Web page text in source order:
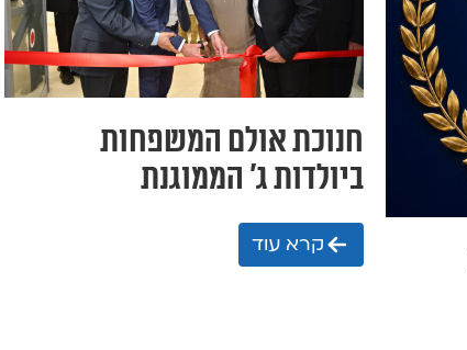
חנוכת אולם המשפחות
ביולדות ג' הממוגנת
קרא עוד